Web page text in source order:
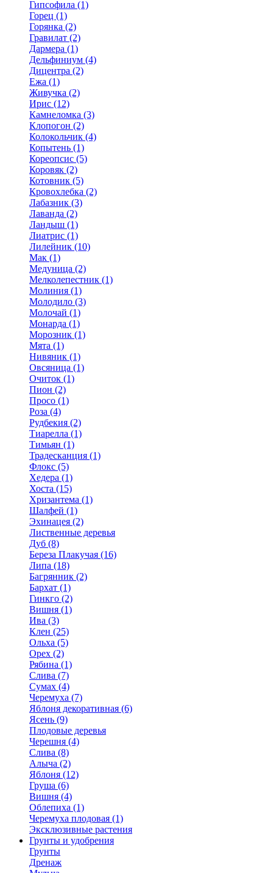
Гипсофила (1)
Горец (1)
Горянка (2)
Гравилат (2)
Дармера (1)
Дельфиниум (4)
Дицентра (2)
Ежа (1)
Живучка (2)
Ирис (12)
Камнеломка (3)
Клопогон (2)
Колокольчик (4)
Копытень (1)
Кореопсис (5)
Коровяк (2)
Котовник (5)
Кровохлебка (2)
Лабазник (3)
Лаванда (2)
Ландыш (1)
Лиатрис (1)
Лилейник (10)
Мак (1)
Медуница (2)
Мелколепестник (1)
Молиния (1)
Молодило (3)
Молочай (1)
Монарда (1)
Морозник (1)
Мята (1)
Нивяник (1)
Овсяница (1)
Очиток (1)
Пион (2)
Просо (1)
Роза (4)
Рудбекия (2)
Тиарелла (1)
Тимьян (1)
Традесканция (1)
Флокс (5)
Хедера (1)
Хоста (15)
Хризантема (1)
Шалфей (1)
Эхинацея (2)
Лиственные деревья
Дуб (8)
Береза Плакучая (16)
Липа (18)
Багрянник (2)
Бархат (1)
Гинкго (2)
Вишня (1)
Ива (3)
Клен (25)
Ольха (5)
Орех (2)
Рябина (1)
Слива (7)
Сумах (4)
Черемуха (7)
Яблоня декоративная (6)
Ясень (9)
Плодовые деревья
Черешня (4)
Слива (8)
Алыча (2)
Яблоня (12)
Груша (6)
Вишня (4)
Облепиха (1)
Черемуха плодовая (1)
Эксклюзивные растения
Грунты и удобрения
Грунты
Дренаж